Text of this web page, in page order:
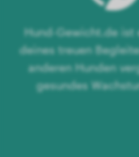
Hund-Gewicht.de ist
deines treuen
anderen Hunden
gesundes